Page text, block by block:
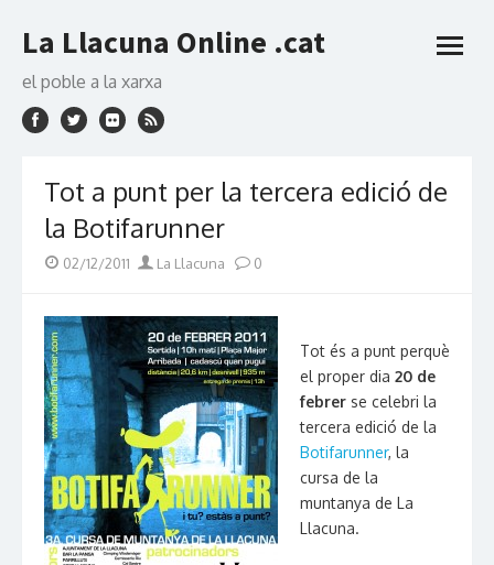
to
La Llacuna Online .cat
el poble a la xarxa
open
Tot a punt per la tercera edició de
la Botifarunner
Posted
02/12/2011 AuthorLa Llacuna 0
Tot és a punt perquè
el proper dia 20 de
febrer se celebri la
tercera edició de la
Botifarunner, la
cursa de la
muntanya de La
Llacuna.